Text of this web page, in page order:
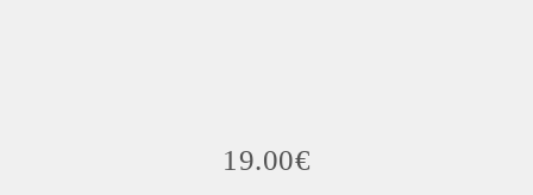
19.00€